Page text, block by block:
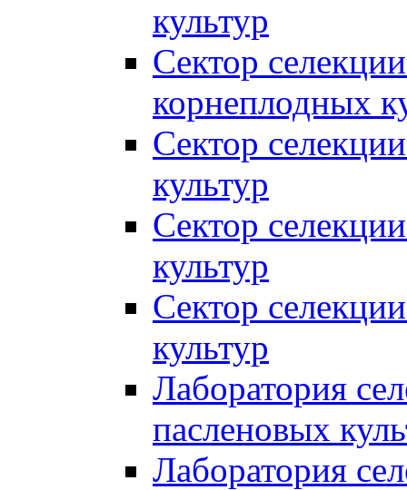
культур
Сектор
корнеплодных
Сектор
культур
Сектор
культур
Сектор
культур
Лаборатория
пасленовых
Лаборатория